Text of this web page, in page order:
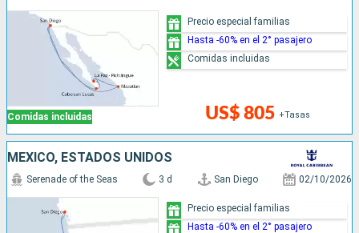
Comidas incluidas US$ 805 +Tasas
Precio especial familias
Hasta -60% en el 2° pasajero
Comidas incluidas
MÉXICO, ESTADOS UNIDOS
Serenade of the Seas 3 d San Diego 02/10/2026
Precio especial familias
Hasta -60% en el 2° pasajero